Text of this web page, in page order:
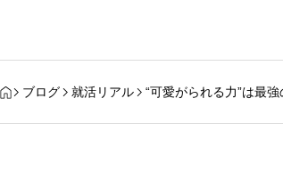
ブログ 就活リアル “可愛がられる力”は最